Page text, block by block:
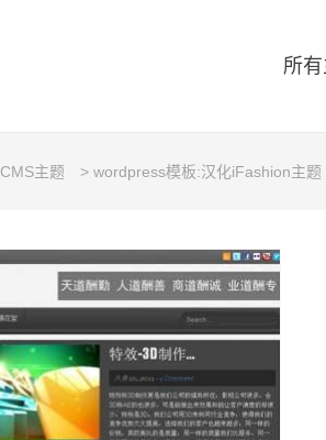
所
CMS主题 > wordpress模板:汉化iFashion主题